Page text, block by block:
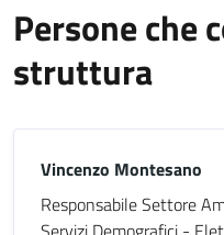
Persone che
struttura
Vincenzo Montesano
Responsabile Settore